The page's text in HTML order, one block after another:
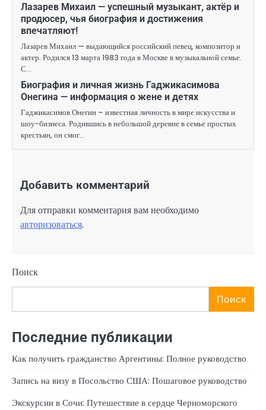
Лазарев Михаил — успешный музыкант, актёр и
продюсер, чья биография и достижения
впечатляют!
Лазарев Михаил — выдающийся российский певец, композитор и
актер. Родился 13 марта 1983 года в Москве в музыкальной семье.
С…
Биография и личная жизнь Гаджикасимова
Онегина — информация о жене и детях
Гаджикасимов Онегин – известная личность в мире искусства и
шоу-бизнеса. Родившись в небольшой деревне в семье простых
крестьян, он смог…
Добавить комментарий
Для отправки комментария вам необходимо
авторизоваться.
Поиск
Поиск
Последние публикации
Как получить гражданство Аргентины: Полное руководство
Запись на визу в Посольство США: Пошаговое руководство
Экскурсии в Сочи: Путешествие в сердце Черноморского